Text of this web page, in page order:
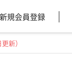
新規会員登録
新）